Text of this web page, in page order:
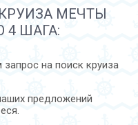
МЕЧТЫ
4 ШАГА:
запрос на поиск круиза
предложений